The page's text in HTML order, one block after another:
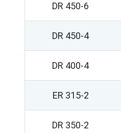
DR 450-6
DR 450-4
DR 400-4
ER 315-2
DR 350-2